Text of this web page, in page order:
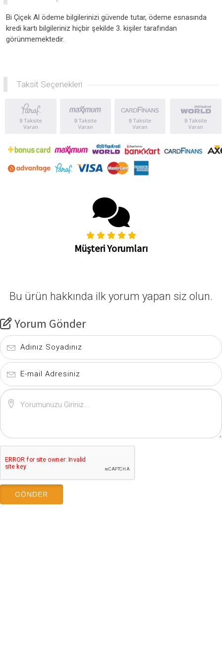
Bi Çiçek Al ödeme bilgilerinizi güvende tutar, ödeme esnasında
kredi kartı bilgileriniz hiçbir şekilde 3. kişiler tarafından
görünmemektedir.
Taksit Seçenekleri
Müşteri Yorumları
Bu ürün hakkında ilk yorum yapan siz olun.
Yorum Gönder